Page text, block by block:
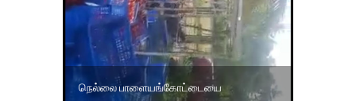
நெல்லை பாளையங்கோட்டையை